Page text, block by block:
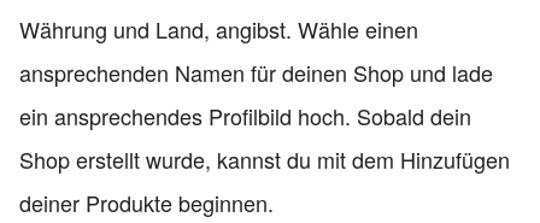
Währung und Land, angibst. Wähle einen
ansprechenden Namen für deinen Shop und lade
ein ansprechendes Profilbild hoch. Sobald dein
Shop erstellt wurde, kannst du mit dem Hinzufügen
deiner Produkte beginnen.